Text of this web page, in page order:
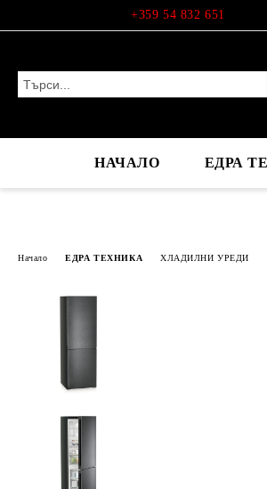
+359 54 832 651
НАЧАЛО ЕДРА
Начало ЕДРА ТЕХНИКА ХЛАДИЛНИ УРЕДИ